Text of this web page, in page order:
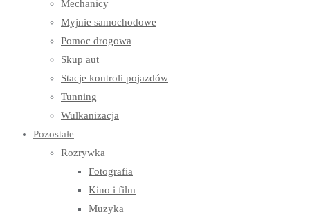
Mechanicy
Myjnie samochodowe
Pomoc drogowa
Skup aut
Stacje kontroli pojazdów
Tunning
Wulkanizacja
Pozostałe
Rozrywka
Fotografia
Kino i film
Muzyka